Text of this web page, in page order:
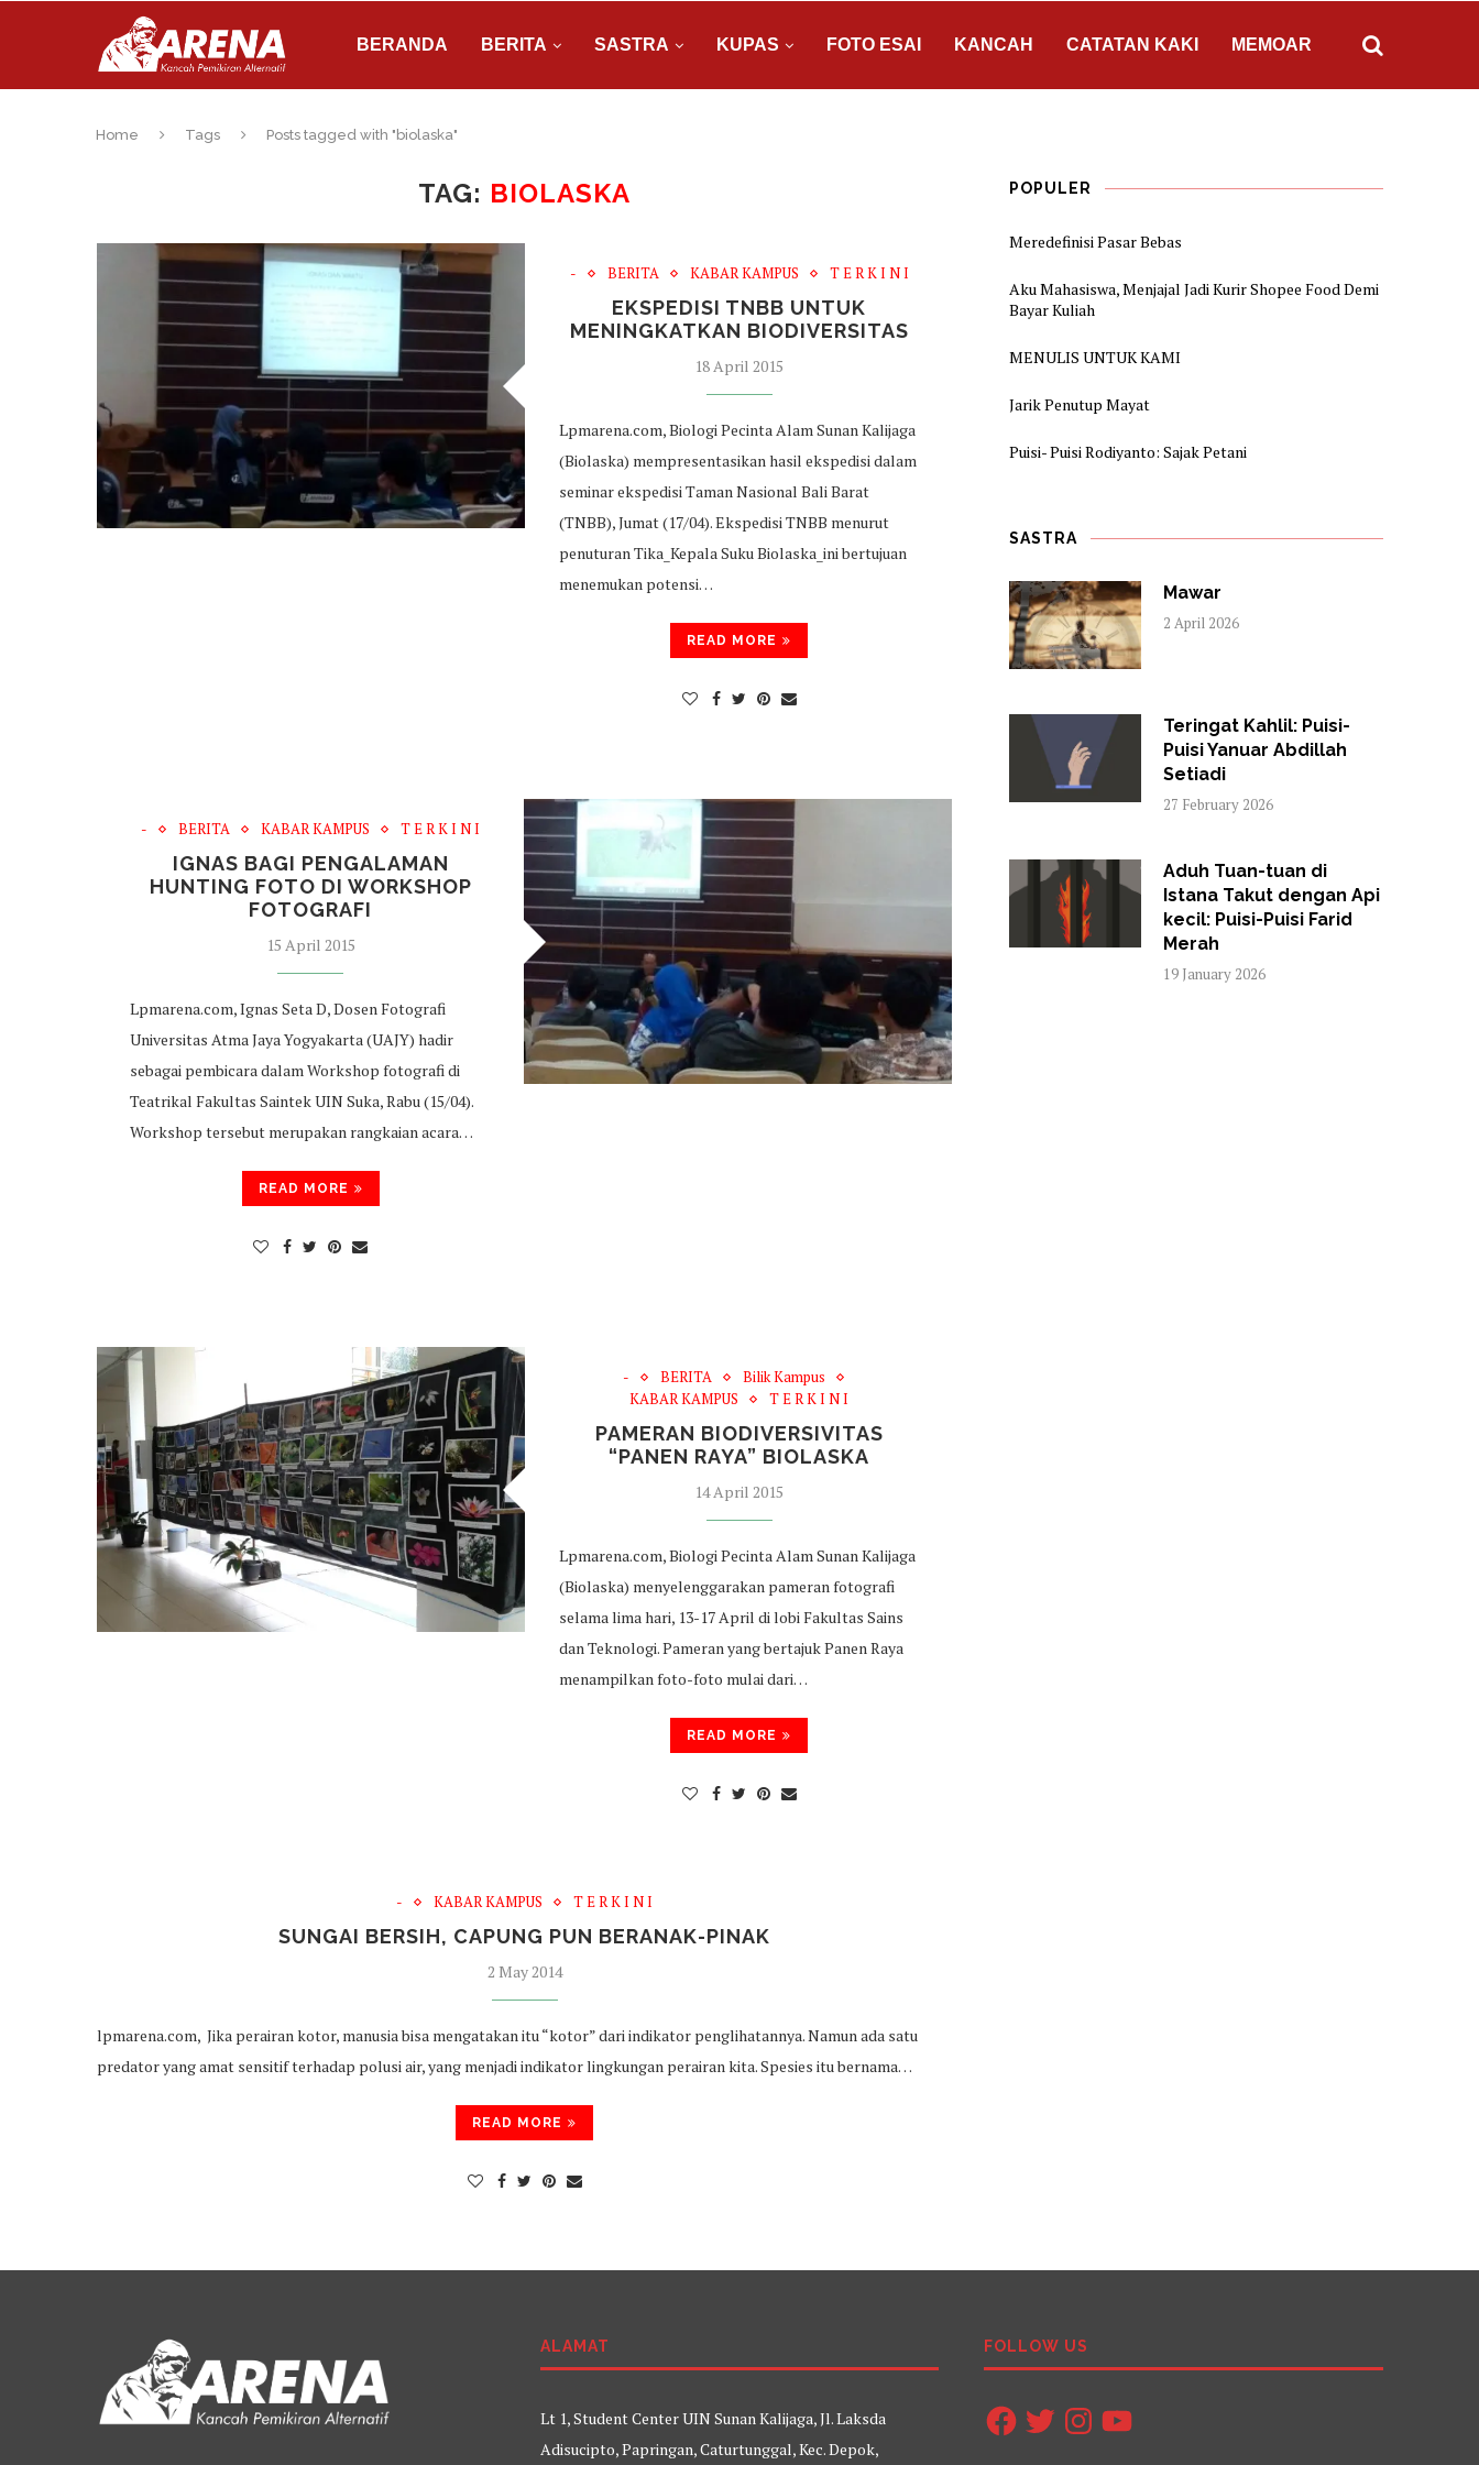
BERANDA BERITA SASTRA KUPAS FOTO ESAI KANCAH CATATAN KAKI MEMOAR
Home Tags Posts tagged with "biolaska"
TAG: BIOLASKA
- BERITA KABAR KAMPUS T E R K I N I
EKSPEDISI TNBB UNTUK
MENINGKATKAN BIODIVERSITAS
18 April 2015
Lpmarena.com, Biologi Pecinta Alam Sunan Kalijaga
(Biolaska) mempresentasikan hasil ekspedisi dalam
seminar ekspedisi Taman Nasional Bali Barat
(TNBB), Jumat (17/04). Ekspedisi TNBB menurut
penuturan Tika_Kepala Suku Biolaska_ini bertujuan
menemukan potensi…
READ MORE
- BERITA KABAR KAMPUS T E R K I N I
IGNAS BAGI PENGALAMAN
HUNTING FOTO DI WORKSHOP
FOTOGRAFI
15 April 2015
Lpmarena.com, Ignas Seta D, Dosen Fotografi
Universitas Atma Jaya Yogyakarta (UAJY) hadir
sebagai pembicara dalam Workshop fotografi di
Teatrikal Fakultas Saintek UIN Suka, Rabu (15/04).
Workshop tersebut merupakan rangkaian acara…
READ MORE
- BERITA
Bilik Kampus
KABAR KAMPUS
T E R K I N I
PAMERAN BIODIVERSIVITAS
“PANEN RAYA” BIOLASKA
14 April 2015
Lpmarena.com, Biologi Pecinta Alam Sunan Kalijaga
(Biolaska) menyelenggarakan pameran fotografi
selama lima hari, 13-17 April di lobi Fakultas Sains
dan Teknologi. Pameran yang bertajuk Panen Raya
menampilkan foto-foto mulai dari…
READ MORE
- KABAR KAMPUS T E R K I N I
SUNGAI BERSIH, CAPUNG PUN BERANAK-PINAK
2 May 2014
lpmarena.com, Jika perairan kotor, manusia bisa mengatakan itu “kotor” dari indikator penglihatannya. Namun ada satu
predator yang amat sensitif terhadap polusi air, yang menjadi indikator lingkungan perairan kita. Spesies itu bernama…
READ MORE
POPULER
Meredefinisi Pasar Bebas
Aku Mahasiswa, Menjajal Jadi Kurir Shopee Food Demi
Bayar Kuliah
MENULIS UNTUK KAMI
Jarik Penutup Mayat
Puisi- Puisi Rodiyanto: Sajak Petani
SASTRA
Mawar
2 April 2026
Teringat Kahlil: Puisi-
Puisi Yanuar Abdillah
Setiadi
27 February 2026
Aduh Tuan-tuan di
Istana Takut dengan Api
kecil: Puisi-Puisi Farid
Merah
19 January 2026
ALAMAT
Lt 1, Student Center UIN Sunan Kalijaga, Jl. Laksda
Adisucipto, Papringan, Caturtunggal, Kec. Depok,
FOLLOW US
FacebookTwitterInstagram
YouTube